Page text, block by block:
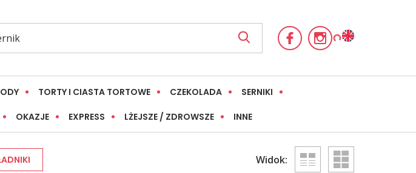
TORTY I CIASTA TORTOWE CZEKOLADA SERNIKI
OKAZJE EXPRESS LŻEJSZE / ZDROWSZE INNE
Widok: